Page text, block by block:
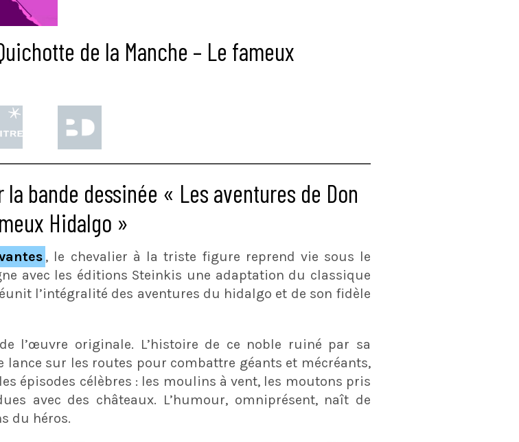
de la Manche – Le fameux
la bande dessinée « Les aventures de Don
Hidalgo »
, le chevalier à la triste figure reprend vie sous le
avec les éditions Steinkis une adaptation du classique
l’intégralité des aventures du hidalgo et de son fidèle
l’œuvre originale. L’histoire de ce noble ruiné par sa
lance sur les routes pour combattre géants et mécréants,
épisodes célèbres : les moulins à vent, les moutons pris
avec des châteaux. L’humour, omniprésent, naît de
du héros.